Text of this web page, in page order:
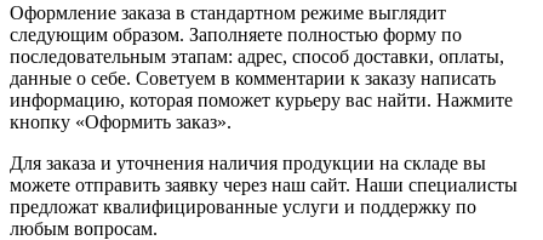
Оформление заказа в стандартном режиме выглядит
следующим образом. Заполняете полностью форму по
последовательным этапам: адрес, способ доставки, оплаты,
данные о себе. Советуем в комментарии к заказу написать
информацию, которая поможет курьеру вас найти. Нажмите
кнопку «Оформить заказ».
Для заказа и уточнения наличия продукции на складе вы
можете отправить заявку через наш сайт. Наши специалисты
предложат квалифицированные услуги и поддержку по
любым вопросам.